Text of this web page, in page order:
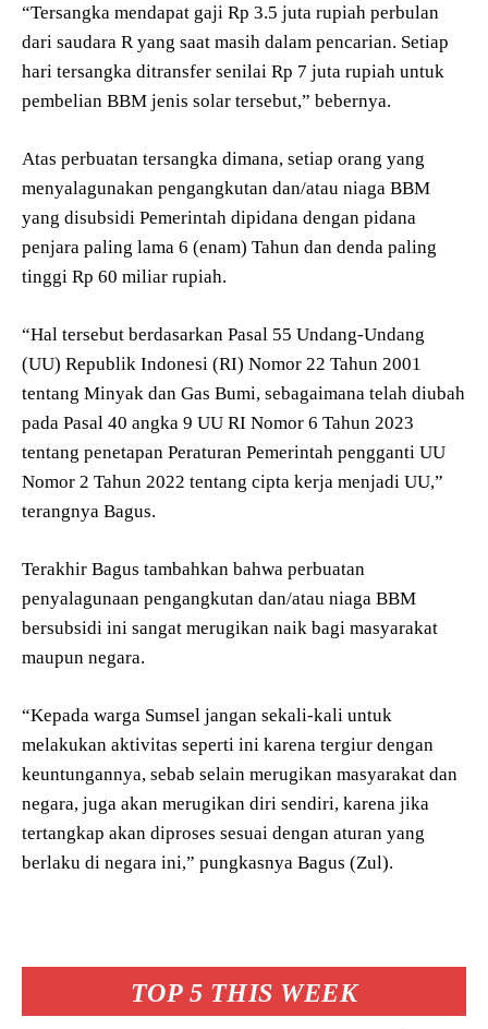
TOP 5 THIS WEEK
“Tersangka mendapat gaji Rp 3.5 juta rupiah perbulan
dari saudara R yang saat masih dalam pencarian. Setiap
hari tersangka ditransfer senilai Rp 7 juta rupiah untuk
pembelian BBM jenis solar tersebut,” bebernya.
Atas perbuatan tersangka dimana, setiap orang yang
menyalagunakan pengangkutan dan/atau niaga BBM
yang disubsidi Pemerintah dipidana dengan pidana
penjara paling lama 6 (enam) Tahun dan denda paling
tinggi Rp 60 miliar rupiah.
“Hal tersebut berdasarkan Pasal 55 Undang-Undang
(UU) Republik Indonesi (RI) Nomor 22 Tahun 2001
tentang Minyak dan Gas Bumi, sebagaimana telah diubah
pada Pasal 40 angka 9 UU RI Nomor 6 Tahun 2023
tentang penetapan Peraturan Pemerintah pengganti UU
Nomor 2 Tahun 2022 tentang cipta kerja menjadi UU,”
terangnya Bagus.
Terakhir Bagus tambahkan bahwa perbuatan
penyalagunaan pengangkutan dan/atau niaga BBM
bersubsidi ini sangat merugikan naik bagi masyarakat
maupun negara.
“Kepada warga Sumsel jangan sekali-kali untuk
melakukan aktivitas seperti ini karena tergiur dengan
keuntungannya, sebab selain merugikan masyarakat dan
negara, juga akan merugikan diri sendiri, karena jika
tertangkap akan diproses sesuai dengan aturan yang
berlaku di negara ini,” pungkasnya Bagus (Zul).